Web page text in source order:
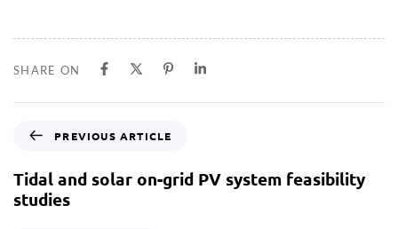
SHARE ON
PREVIOUS ARTICLE
Tidal and solar on-grid PV system feasibility
studies